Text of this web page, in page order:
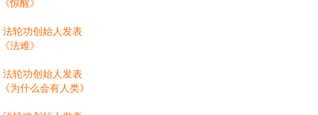
法轮功创始人发表
《法难》
法轮功创始人发表
《为什么会有人类》